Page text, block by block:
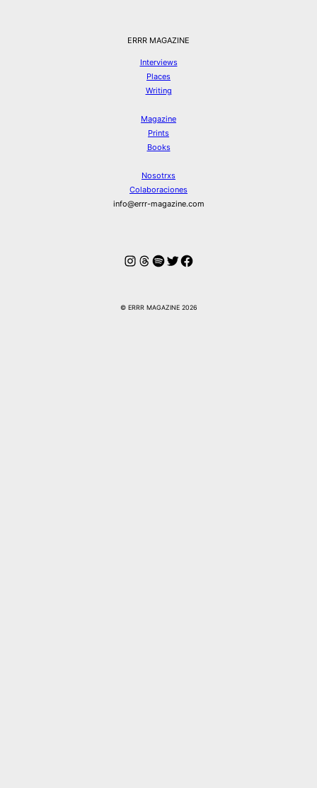
ERRR MAGAZINE
Interviews
Places
Writing
Magazine
Prints
Books
Nosotrxs
Colaboraciones
info@errr-magazine.com
Instagram
Hilos
Spotify
Twitter
Facebook
© ERRR MAGAZINE 2026